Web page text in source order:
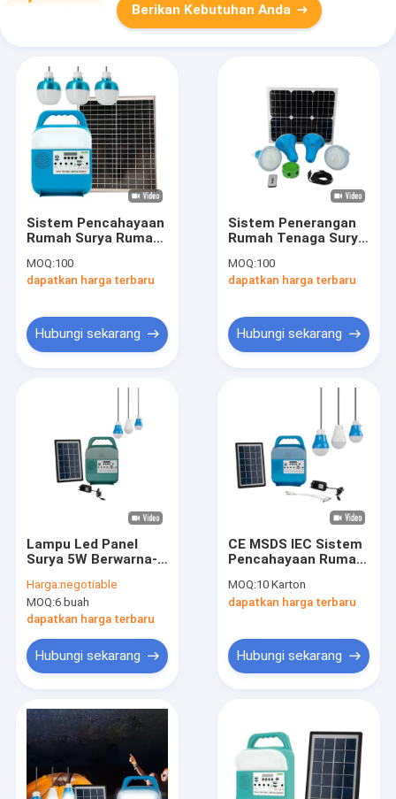
Produk
Video
Berikan Kebutuhan Anda
Sistem Pencahayaan
Rumah Surya Rumah
Seluler Panel Kit Led
25W
MOQ:100
dapatkan harga terbaru
Hubungi sekarang
Sistem Penerangan
Rumah Tenaga Surya
Pembangkit Listrik
MultiFungsi 6V
MOQ:100
dapatkan harga terbaru
Hubungi sekarang
Lampu Led Panel
Surya 5W Berwarna-
Dengan Baterai Isi
Ulang
Harga:negotiable
MOQ:6 buah
dapatkan harga terbaru
Hubungi sekarang
CE MSDS IEC Sistem
Pencahayaan Rumah
Bank Daya
MOQ:10 Karton
dapatkan harga terbaru
Hubungi sekarang